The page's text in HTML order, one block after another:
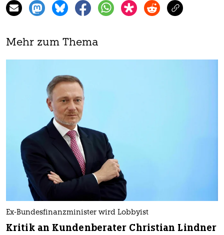
Mehr zum Thema
Ex-Bundesfinanzminister wird Lobbyist
Kritik an Kundenberater Christian Lindner